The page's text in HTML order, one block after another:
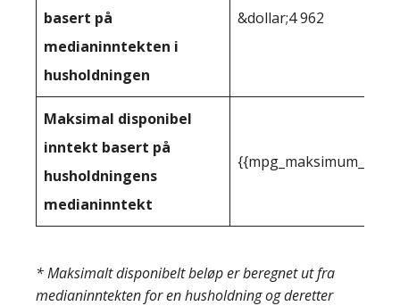
basert på
medianinntekten i
husholdningen
&dollar;4 962
Maksimal disponibel
inntekt basert på
husholdningens
medianinntekt
* Maksimalt disponibelt beløp er beregnet ut fra
medianinntekten for en husholdning og deretter